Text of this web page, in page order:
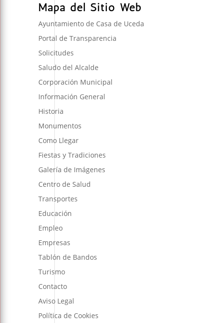
Mapa del Sitio Web
Ayuntamiento de Casa de Uceda
Portal de Transparencia
Solicitudes
Saludo del Alcalde
Corporación Municipal
Información General
Historia
Monumentos
Como Llegar
Fiestas y Tradiciones
Galería de Imágenes
Centro de Salud
Transportes
Educación
Empleo
Empresas
Tablón de Bandos
Turismo
Contacto
Aviso Legal
Política de Cookies